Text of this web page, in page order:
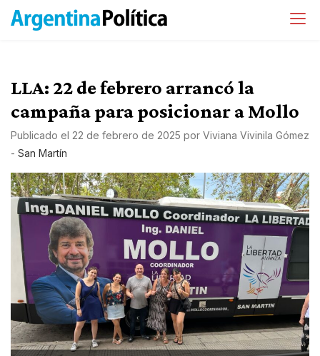
LLA: 22 de febrero arrancó la
campaña para posicionar a Mollo
Publicado el 22 de febrero de 2025 por Viviana Vivinila Gómez
- San Martín